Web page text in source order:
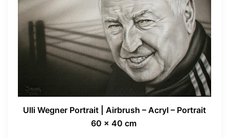
Ulli Wegner Portrait | Airbrush – Acryl – Portrait
60 x 40 cm